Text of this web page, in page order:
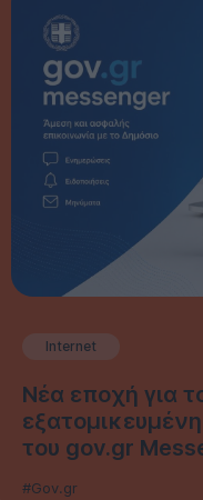
Internet
Νέα εποχή για
εξατομικευμένη
του gov.gr
#Gov.gr